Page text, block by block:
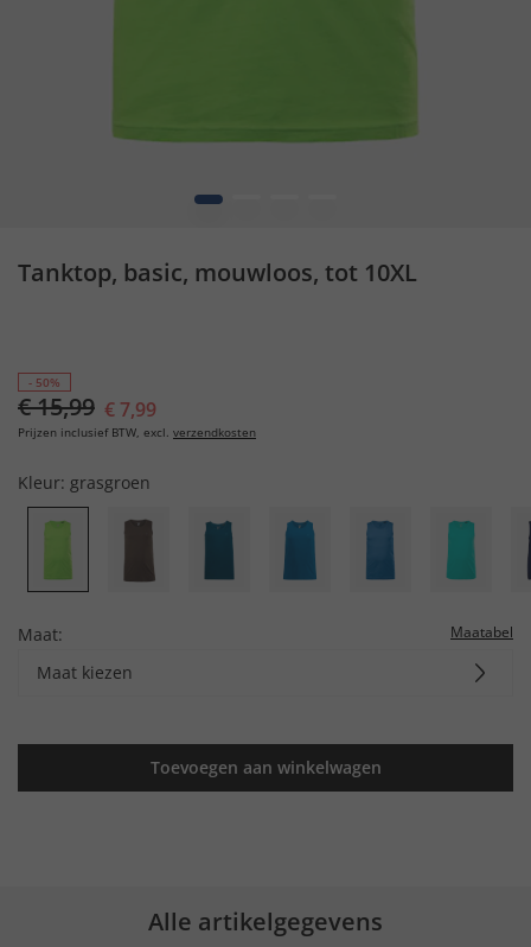
1
Tanktop, basic, mouwloos, tot 10XL
- 50%
€ 15,99 € 7,99
Prijzen inclusief BTW, excl. verzendkosten
Kleur: grasgroen
Maat: Maatabel
Maat kiezen
Toevoegen aan winkelwagen
Alle artikelgegevens